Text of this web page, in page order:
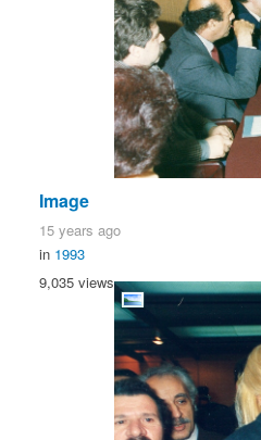
Image
15 years ago
in 1993
9,035 views